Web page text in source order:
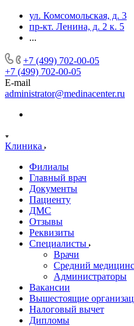
ул. Комсомольская, д. 3
пр-кт. Ленина, д. 2 к. 5
...
+7 (499) 702-00-05
+7 (499) 702-00-05
E-mail
administrator@medinacenter.ru
Клиника
Филиалы
Главный врач
Документы
Пациенту
ДМС
Отзывы
Реквизиты
Специалисты
Врачи
Средний
Администраторы
Вакансии
Вышестоящие
Налоговый вычет
Дипломы